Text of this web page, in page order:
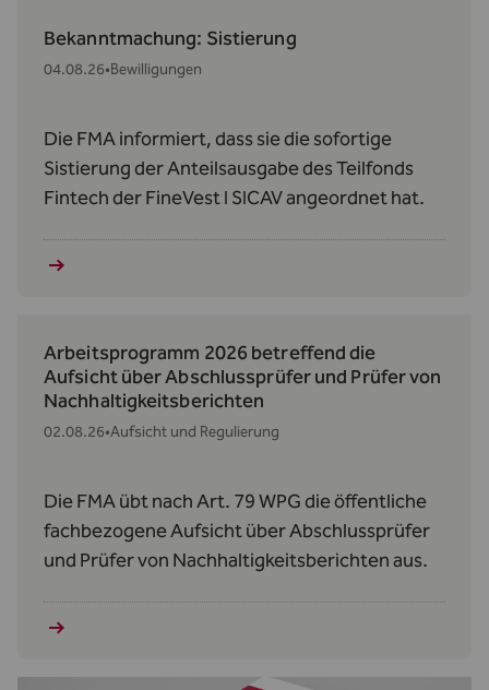
Bekanntmachung: Sistierung
04.08.26•Bewilligungen
Die FMA informiert, dass sie die sofortige
Sistierung der Anteilsausgabe des Teilfonds
Fintech der FineVest I SICAV angeordnet hat.
Arbeitsprogramm 2026 betreffend die
Aufsicht über Abschlussprüfer und Prüfer von
Nachhaltigkeitsberichten
02.08.26•Aufsicht und Regulierung
Die FMA übt nach Art. 79 WPG die öffentliche
fachbezogene Aufsicht über Abschlussprüfer
und Prüfer von Nachhaltigkeitsberichten aus.